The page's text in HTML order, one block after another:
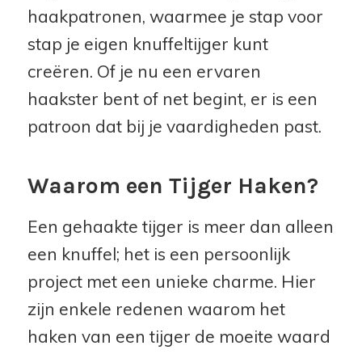
haakpatronen, waarmee je stap voor
stap je eigen knuffeltijger kunt
creëren. Of je nu een ervaren
haakster bent of net begint, er is een
patroon dat bij je vaardigheden past.
Waarom een Tijger Haken?
Een gehaakte tijger is meer dan alleen
een knuffel; het is een persoonlijk
project met een unieke charme. Hier
zijn enkele redenen waarom het
haken van een tijger de moeite waard